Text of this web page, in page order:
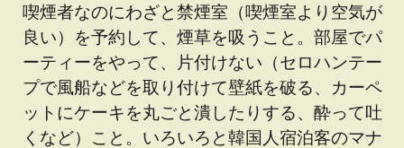
喫煙者なのにわざと禁煙室（喫煙室より空気が
良い）を予約して、煙草を吸うこと。部屋でパ
ーティーをやって、片付けない（セロハンテー
プで風船などを取り付けて壁紙を破る、カーペ
ットにケーキを丸ごと潰したりする、酔って吐
くなど）こと。いろいろと韓国人宿泊客のマナ